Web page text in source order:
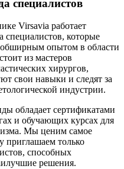
специалистов
Virsavia работает
специалистов, которые
опытом в области
из мастеров
хирургов,
свои навыки и следят за
индустрии.
обладает сертификатами
и обучающих курсах для
Мы ценим самое
приглашаем только
способных
решения.